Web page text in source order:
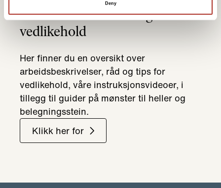
Deny
Arbeidsbeskrivelser og
vedlikehold
Her finner du en oversikt over
arbeidsbeskrivelser, råd og tips for
vedlikehold, våre instruksjonsvideoer, i
tillegg til guider på mønster til heller og
belegningsstein.
Klikk her for